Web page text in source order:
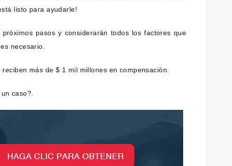
listo para ayudarle!
pasos y considerarán todos los factores que
necesario.
más de $ 1 mil millones en compensación.
caso?.